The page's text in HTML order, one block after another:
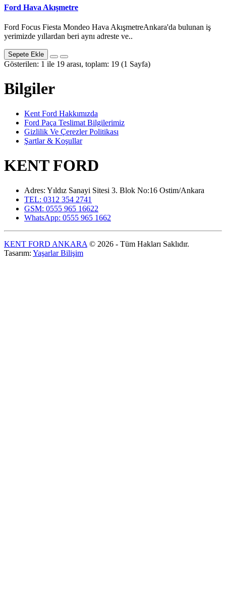
Ford Hava Akışmetre
Ford Focus Fiesta Mondeo Hava AkışmetreAnkara'da bulunan iş
yerimizde yıllardan beri aynı adreste ve..
Sepete Ekle
Gösterilen: 1 ile 19 arası, toplam: 19 (1 Sayfa)
Bilgiler
Kent Ford Hakkımızda
Ford Paça Teslimat Bilgilerimiz
Gizlilik Ve Çerezler Politikası
Şartlar & Koşullar
KENT FORD
Adres: Yıldız Sanayi Sitesi 3. Blok No:16 Ostim/Ankara
TEL: 0312 354 2741
GSM: 0555 965 16622
WhatsApp: 0555 965 1662
KENT FORD ANKARA © 2026 - Tüm Hakları Saklıdır.
Tasarım: Yaşarlar Bilişim